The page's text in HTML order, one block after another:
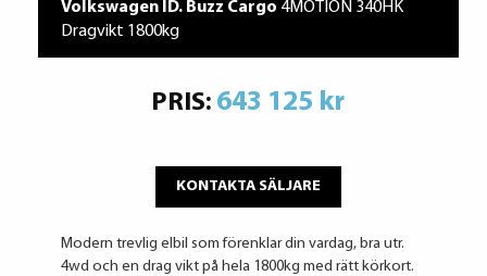
Volkswagen ID. Buzz Cargo 4MOTION 340HK
Dragvikt 1800kg
PRIS: 643 125 kr
KONTAKTA SÄLJARE
Modern trevlig elbil som förenklar din vardag, bra utr.
4wd och en drag vikt på hela 1800kg med rätt körkort.